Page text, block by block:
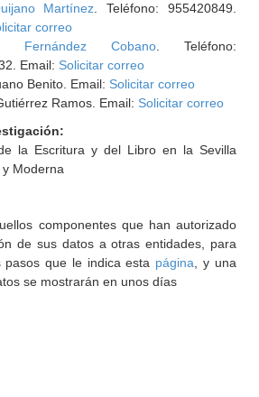
Martínez . Teléfono: 955420849.
correo
Fernández Cobano. Teléfono:
Email: Solicitar correo
Benito. Email: Solicitar correo
Ramos. Email: Solicitar correo
la Escritura y del Libro en la Sevilla
Moderna
componentes que han autorizado
de sus datos a otras entidades, para
que le indica esta página , y una
se mostrarán en unos días